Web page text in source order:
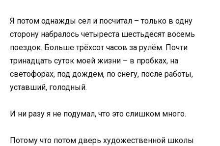
Я потом однажды сел и посчитал – только в одну
сторону набралось четыреста шестьдесят восемь
поездок. Больше трёхсот часов за рулём. Почти
тринадцать суток моей жизни – в пробках, на
светофорах, под дождём, по снегу, после работы,
уставший, голодный.
И ни разу я не подумал, что это слишком много.
Потому что потом дверь художественной школы